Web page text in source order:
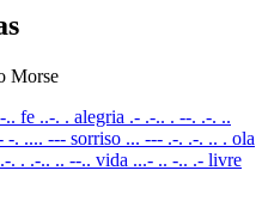
Morse
.. fe ..-. . alegria .- .-.. . --. .-. ..
-. .... --- sorriso ... --- .-. .-. .. . ola
. . .-.. .. --.. vida ...- .. -.. .- livre